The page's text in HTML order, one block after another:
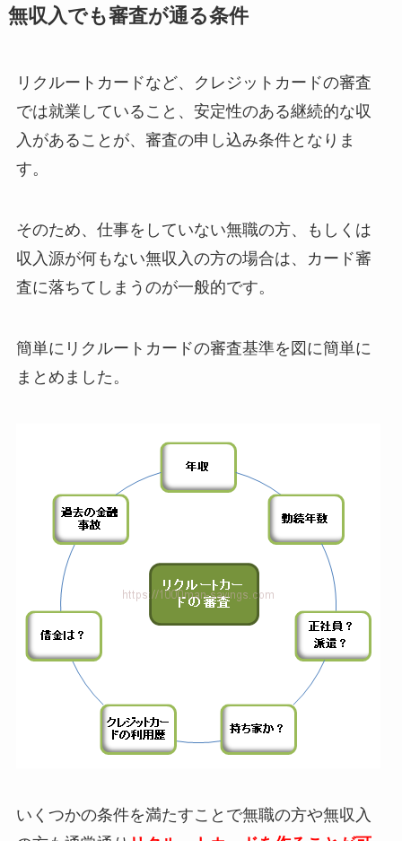
無収入でも審査が通る条件
リクルートカードなど、クレジットカードの審査
では就業していること、安定性のある継続的な収
入があることが、審査の申し込み条件となりま
す。
そのため、仕事をしていない無職の方、もしくは
収入源が何もない無収入の方の場合は、カード審
査に落ちてしまうのが一般的です。
簡単にリクルートカードの審査基準を図に簡単に
まとめました。
いくつかの条件を満たすことで無職の方や無収入